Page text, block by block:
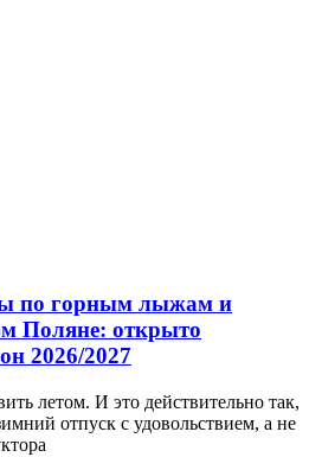
по горным лыжам и
Поляне: открыто
2026/2027
летом. И это действительно так,
отпуск с удовольствием, а не